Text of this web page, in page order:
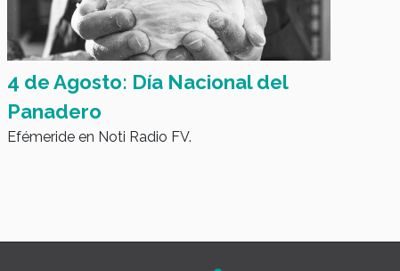
4 de Agosto: Día Nacional del
Panadero
Efémeride en Noti Radio FV.